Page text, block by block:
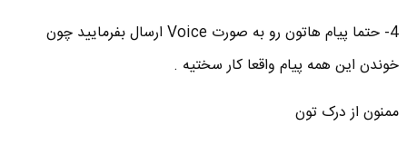
4- حتما پیام هاتون رو به صورت Voice ارسال بفرمایید چون
خوندن این همه پیام واقعا کار سختیه .
ممنون از درک تون